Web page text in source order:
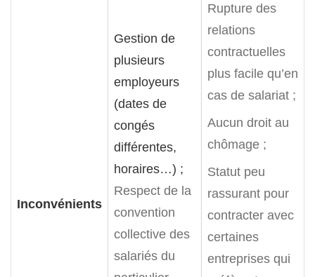
Inconvénients
Gestion de
plusieurs
employeurs
(dates de
congés
différentes,
horaires…) ;
Respect de la
convention
collective des
salariés du
Rupture des
relations
contractuelles
plus facile qu’en
cas de salariat ;
Aucun droit au
chômage ;
Statut peu
rassurant pour
contracter avec
certaines
entreprises qui